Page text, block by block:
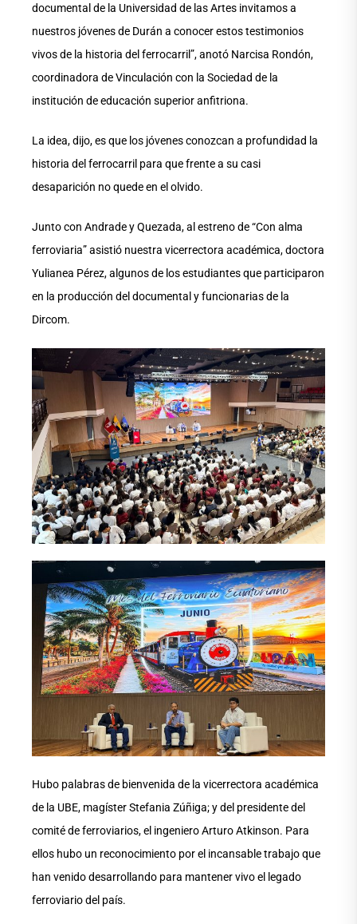
documental de la Universidad de las Artes invitamos a
nuestros jóvenes de Durán a conocer estos testimonios
vivos de la historia del ferrocarril”, anotó Narcisa Rondón,
coordinadora de Vinculación con la Sociedad de la
institución de educación superior anfitriona.
La idea, dijo, es que los jóvenes conozcan a profundidad la
historia del ferrocarril para que frente a su casi
desaparición no quede en el olvido.
Junto con Andrade y Quezada, al estreno de “Con alma
ferroviaria” asistió nuestra vicerrectora académica, doctora
Yulianea Pérez, algunos de los estudiantes que participaron
en la producción del documental y funcionarias de la
Dircom.
Hubo palabras de bienvenida de la vicerrectora académica
de la UBE, magíster Stefania Zúñiga; y del presidente del
comité de ferroviarios, el ingeniero Arturo Atkinson. Para
ellos hubo un reconocimiento por el incansable trabajo que
han venido desarrollando para mantener vivo el legado
ferroviario del país.